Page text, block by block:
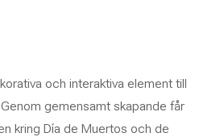
och interaktiva element till
gemensamt skapande får
kring Día de Muertos och de